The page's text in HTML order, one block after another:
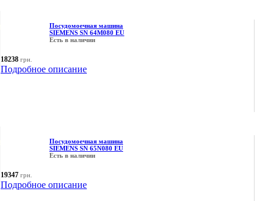
Посудомоечная машина
SIEMENS SN 64M080 EU
Есть в наличии
18238 грн.
Подробное описание
Посудомоечная машина
SIEMENS SN 65N080 EU
Есть в наличии
19347 грн.
Подробное описание